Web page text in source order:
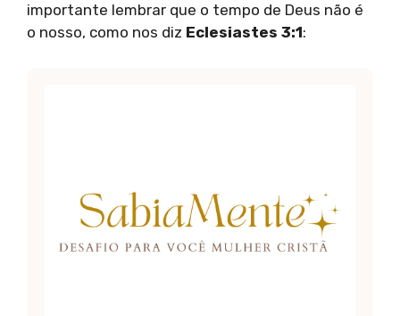
importante lembrar que o tempo de Deus não é
o nosso, como nos diz Eclesiastes 3:1: